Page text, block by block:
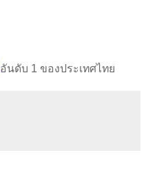
อันดับ 1 ของประเทศไทย